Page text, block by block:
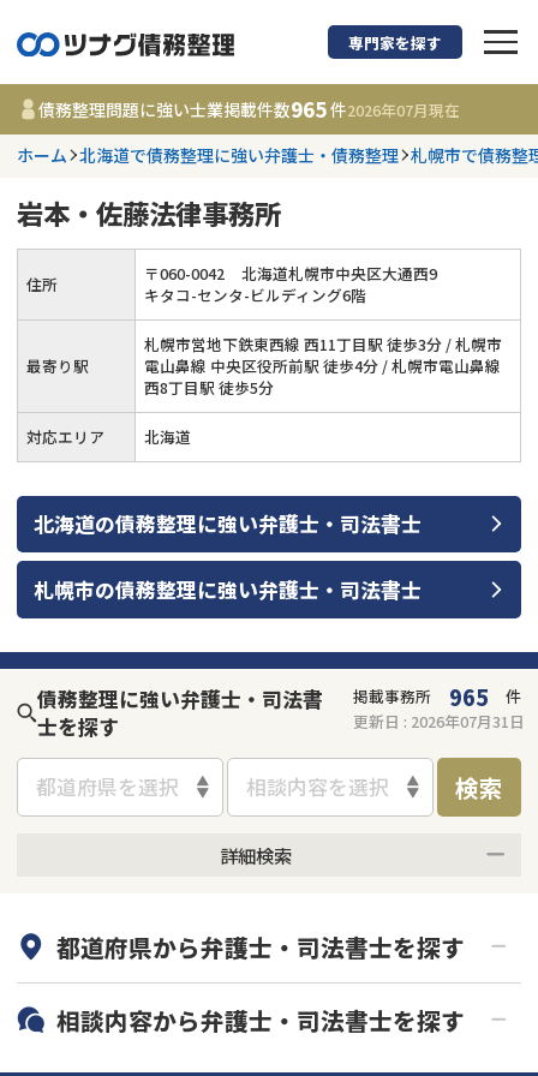
債務整理に強い弁
都道府県を選択
更新日 :2026年07月31日
相談内容で探す
任意整理
時効援用
会社破産・法人破産
消費者金融・サラ金
コラム
債務整理
個人再生（民事再生）
過払金
借金問題
専門家を探す
債務整理問題に強い士業掲載件数965件2026年07月現在
ホーム 北海道で債務整理に強い弁護士・債務整理 札幌市で債務整
岩本・佐藤法律事務所
住所 〒060-0042
北海道札幌市中央区大通西9
キタコ-センタ-ビルディング6階
最寄り駅
札幌市営地下鉄東西線 西11丁目駅 徒歩3分 / 札幌市
電山鼻線 中央区役所前駅 徒歩4分 / 札幌市電山鼻線
西8丁目駅 徒歩5分
対応エリア 北海道
北海道の債務整理に強い弁護士・司法書士
札幌市の債務整理に強い弁護士・司法書士
債務整理に強い弁護士・司法書
士を探す
掲載事務所 965
件
更新日 : 2026年07月31日
都道府県を選択 相談内容を選択 検索
詳細検索
初回相談無料
土日祝の相談可能
都道府県から弁護士・司法書士を探す
北海道・東北
相談内容から弁護士・司法書士を探す